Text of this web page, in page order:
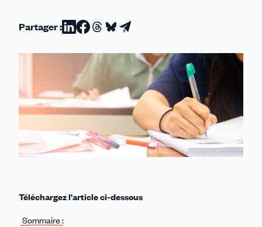
Partager :Partager
sur
Linkedin
Partager
sur
Facebook
Partager
sur
Threads
Partager
sur
Bluesky
Partager
par
email
Téléchargez l'article ci-dessous
Sommaire :